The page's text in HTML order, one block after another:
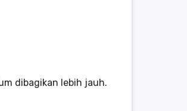
dibagikan lebih jauh.